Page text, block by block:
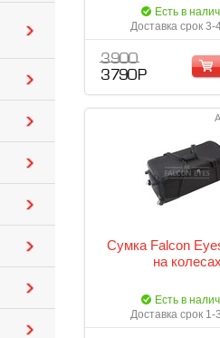
Есть в
Доставка срок 3-
3 900
3 790 Р
Сумка Falcon
на
Есть в
Доставка срок 1-